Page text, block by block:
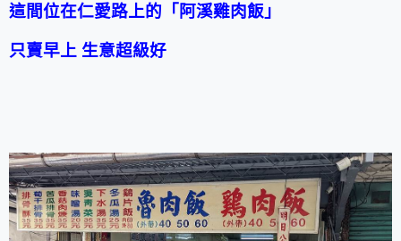
這間位在仁愛路上的「阿溪雞肉飯」
只賣早上 生意超級好